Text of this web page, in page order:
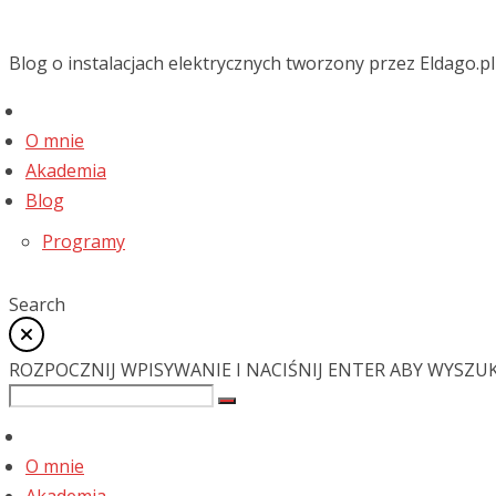
Blog o instalacjach elektrycznych tworzony przez Eldago.pl
O mnie
Akademia
Blog
Programy
Search
ROZPOCZNIJ WPISYWANIE I NACIŚNIJ ENTER ABY
O mnie